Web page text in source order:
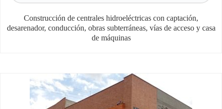
Construcción de centrales hidroeléctricas con captación,
desarenador, conducción, obras subterráneas, vías de acceso y casa
de máquinas​